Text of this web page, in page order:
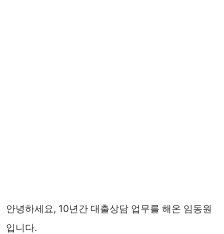
안녕하세요, 10년간 대출상담 업무를 해온 임동원
입니다.